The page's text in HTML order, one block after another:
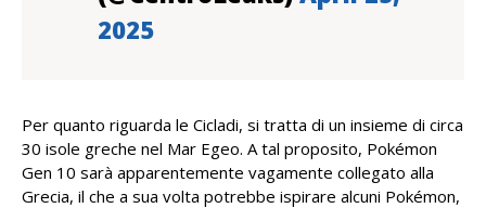
2025
Per quanto riguarda le Cicladi, si tratta di un insieme di circa
30 isole greche nel Mar Egeo. A tal proposito, Pokémon
Gen 10 sarà apparentemente vagamente collegato alla
Grecia, il che a sua volta potrebbe ispirare alcuni Pokémon,